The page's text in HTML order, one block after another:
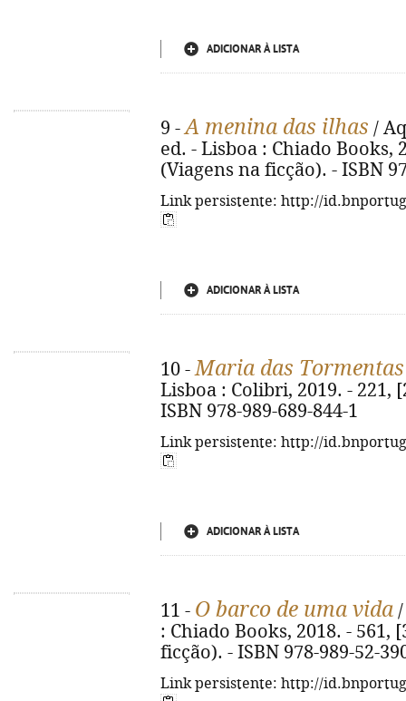
ADICIONAR À LISTA
9 -A menina das ilhas /
ed. - Lisboa : Chiado Books,
(Viagens na ficção). - ISBN
Link persistente: http://
ADICIONAR À LISTA
10 -Maria das Tormentas
Lisboa : Colibri, 2019. - 221,
ISBN 978-989-689-844-1
Link persistente: http://
ADICIONAR À LISTA
11 - O barco de uma vida
: Chiado Books, 2018. - 561,
ficção). - ISBN 978-989-52-
Link persistente: http://